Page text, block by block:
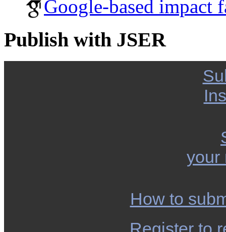
Google-based impact
Publish with JSER
your
How to